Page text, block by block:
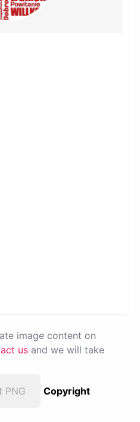
image content on
us and we will take
PNG
Copyright